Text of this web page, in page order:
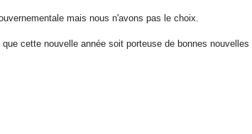
mais nous n'avons pas le choix.
cette nouvelle année soit porteuse de bonnes nouvelles